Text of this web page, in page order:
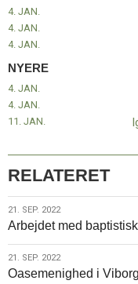
efter?
Forrige
indlæg:
projekter
Burundi
og
Congo
4. JAN.
4. JAN.
4. JAN.
NYERE
4. JAN.
4. JAN.
11. JAN.
RELATERET
21.
sep.
2022
21. SEP. 2022
Arbejdet med
21.
sep.
21. SEP. 2022
Oasemenighed i